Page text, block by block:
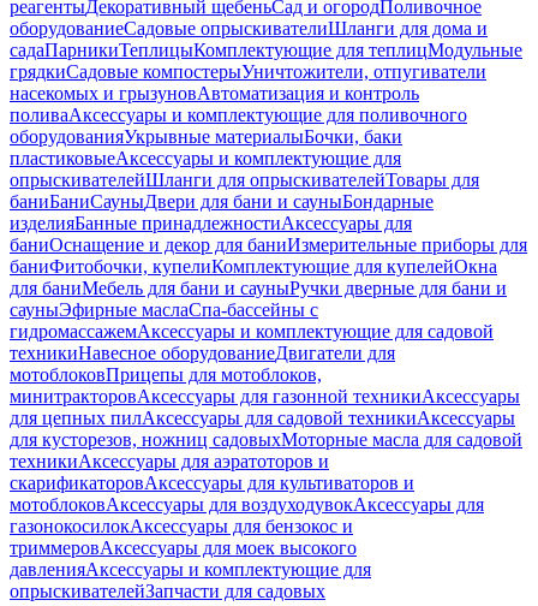
реагентыДекоративный щебеньСад и огородПоливочное
оборудованиеСадовые опрыскивателиШланги для дома и
садаПарникиТеплицыКомплектующие для теплицМодульные
грядкиСадовые компостерыУничтожители, отпугиватели
насекомых и грызуновАвтоматизация и контроль
поливаАксессуары и комплектующие для поливочного
оборудованияУкрывные материалыБочки, баки
пластиковыеАксессуары и комплектующие для
опрыскивателейШланги для опрыскивателейТовары для
баниБаниСауныДвери для бани и сауныБондарные
изделияБанные принадлежностиАксессуары для
баниОснащение и декор для баниИзмерительные приборы для
баниФитобочки, купелиКомплектующие для купелейОкна
для баниМебель для бани и сауныРучки дверные для бани и
сауныЭфирные маслаСпа-бассейны с
гидромассажемАксессуары и комплектующие для садовой
техникиНавесное оборудованиеДвигатели для
мотоблоковПрицепы для мотоблоков,
минитракторовАксессуары для газонной техникиАксессуары
для цепных пилАксессуары для садовой техникиАксессуары
для кусторезов, ножниц садовыхМоторные масла для садовой
техникиАксессуары для аэратоторов и
скарификаторовАксессуары для культиваторов и
мотоблоковАксессуары для воздуходувокАксессуары для
газонокосилокАксессуары для бензокос и
триммеровАксессуары для моек высокого
давленияАксессуары и комплектующие для
опрыскивателейЗапчасти для садовых